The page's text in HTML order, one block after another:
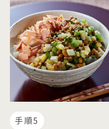
手順5